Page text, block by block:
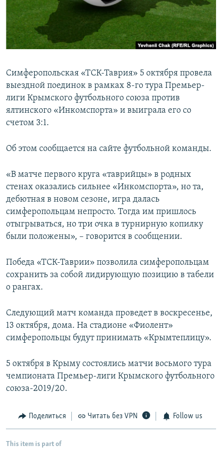
ПОБЕДИТЕЛЕЙ НЕ СУДЯТ?
КРЫМ.НЕПОКОРЕННЫЙ
ELIFBE
ПРИСОЕДИНЯЙТЕСЬ!
Все сайты RFE/RL
Симферопольская «ТСК-Таврия» 5 октября провела
выездной поединок в рамках 8-го тура Премьер-
лиги Крымского футбольного союза против
ялтинского «Инкомспорта» и выиграла его со
счетом 3:1.
Об этом сообщается на сайте футбольной команды.
«В матче первого круга «таврийцы» в родных
стенах оказались сильнее «Инкомспорта», но та,
дебютная в новом сезоне, игра далась
симферопольцам непросто. Тогда им пришлось
отыгрываться, но три очка в турнирную копилку
были положены», – говорится в сообщении.
Победа «ТСК-Таврии» позволила симферопольцам
сохранить за собой лидирующую позицию в табели
о рангах.
Следующий матч команда проведет в воскресенье,
13 октября, дома. На стадионе «Фиолент»
симферопольцы будут принимать «Крымтеплицу».
5 октября в Крыму состоялись матчи восьмого тура
чемпионата Премьер-лиги Крымского футбольного
союза-2019/20.
Поделиться Читать без VPN Follow us
This item is part of